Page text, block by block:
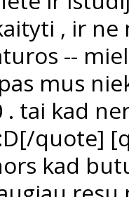
, ir
--
mus
. tai kad
quote]
kad